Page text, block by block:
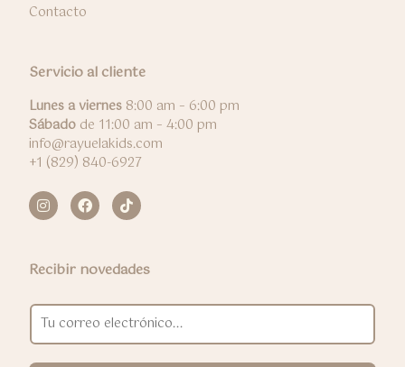
Contacto
Servicio al cliente
Lunes a viernes 8:00 am – 6:00 pm
Sábado de 11:00 am – 4:00 pm
info@rayuelakids.com
+1 (829) 840-6927
Recibir novedades
E
m
a